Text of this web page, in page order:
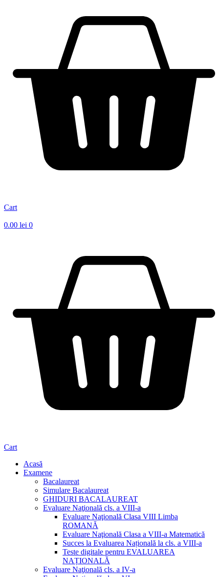
Cart
0.00 lei 0
Cart
Acasă
Examene
Bacalaureat
Simulare Bacalaureat
GHIDURI BACALAUREAT
Evaluare Naţională cls. a VIII-a
Evaluare Naţională Clasa VIII Limba
ROMANĂ
Evaluare Naţională Clasa a VIII-a Matematică
Succes la Evaluarea Națională la cls. a VIII-a
Teste digitale pentru EVALUAREA
NAȚIONALĂ
Evaluare Naţională cls. a IV-a